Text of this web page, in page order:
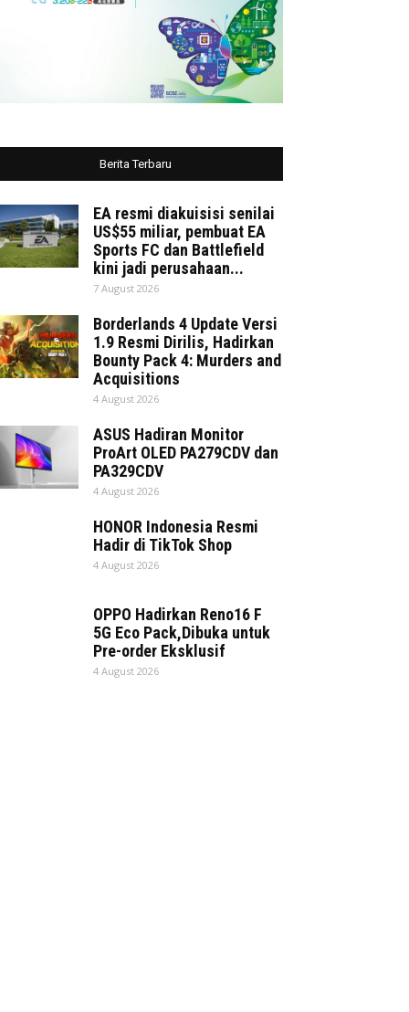
Berita Terbaru
EA resmi diakuisisi senilai
US$55 miliar, pembuat EA
Sports FC dan Battlefield
kini jadi perusahaan...
7 August 2026
Borderlands 4 Update Versi
1.9 Resmi Dirilis, Hadirkan
Bounty Pack 4: Murders and
Acquisitions
4 August 2026
ASUS Hadiran Monitor
ProArt OLED PA279CDV dan
PA329CDV
4 August 2026
HONOR Indonesia Resmi
Hadir di TikTok Shop
4 August 2026
OPPO Hadirkan Reno16 F
5G Eco Pack,Dibuka untuk
Pre-order Eksklusif
4 August 2026